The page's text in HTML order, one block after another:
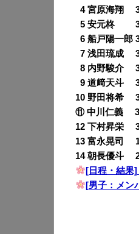
4 宮原海翔 3
5 安元柊 3
6 船戸陽一郎
7 浅田琉成 3
8 内野駿介 3
9 道﨑天斗 3
10 野田将希 3
⑪ 中川仁義 3
12 下村昇栄 3
13 富永晃司 1
14 朝長優斗 2
[日程・結
[男子：メン